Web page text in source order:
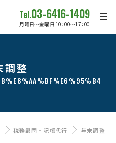
Tel.03-6416-1409
月曜日～金曜日 10：00～17：00
調整
税務顧問・記帳代行 年末調整